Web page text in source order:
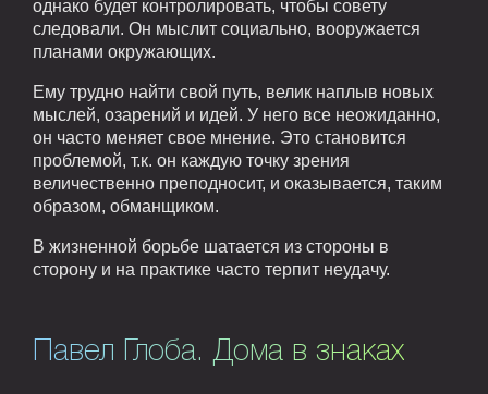
однако будет контролировать, чтобы совету
следовали. Он мыслит социально, вооружается
планами окружающих.
Ему трудно найти свой путь, велик наплыв новых
мыслей, озарений и идей. У него все неожиданно,
он часто меняет свое мнение. Это становится
проблемой, т.к. он каждую точку зрения
величественно преподносит, и оказывается, таким
образом, обманщиком.
В жизненной борьбе шатается из стороны в
сторону и на практике часто терпит неудачу.
Павел Глоба. Дома в знаках